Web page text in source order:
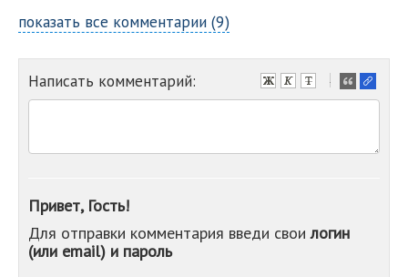
показать все комментарии (9)
Написать комментарий:
-
-
-
-
Привет, Гость!
Для отправки комментария введи своилогин
(или email) и пароль